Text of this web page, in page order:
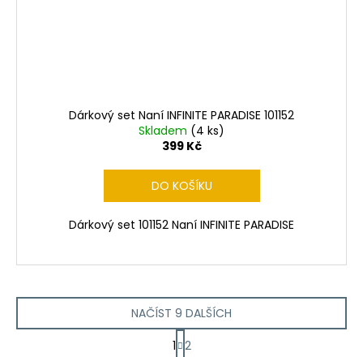
Dárkový set Naní INFINITE PARADISE 101152
Skladem (4 ks)
399 Kč
DO KOŠÍKU
Dárkový set 101152 Naní INFINITE PARADISE
NAČÍST 9 DALŠÍCH
S
t
1 2